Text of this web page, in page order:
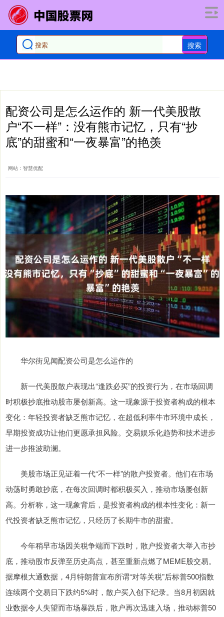
搜索
配资公司是怎么运作的 新一代美股散
户“不一样”：没有熊市记忆，只有“抄
底”的甜蜜和“一夜暴富”的艳羡
网站：智慧优配
华尔街见闻配资公司是怎么运作的
新一代美股散户表现出“逢跌必买”的投资行为，在市场回调
时积极抄底推动股市屡创新高。这一现象源于投资者构成的根本
变化：年轻投资者缺乏熊市记忆，在超低利率牛市环境中成长，
早期投资成功让他们更愿承担风险。交易娱乐化趋势和技术进步
进一步推波助澜。
美股市场正见证着一代“不一样”的散户投资者。他们在市场
动荡时勇敢抄底，在每次回调时都积极买入，推动市场屡创新
高。分析称，这一现象背后，是投资者构成的根本性变化：新一
代投资者缺乏熊市记忆，只经历了长期牛市的甜蜜。
今年稍早市场因关税争端而下跌时，散户投资者大举入市抄
底，推动股市反弹至历史高点，甚至重新点燃了MEME股交易。
据摩根大通数据，4月特朗普宣布所谓“对等关税”后标普500指数
连续两个交易日下跌约5%时，散户买入创下纪录。当8月初因就
业数据令人失望而市场暴跌后，散户再次迅速入场，推动标普50